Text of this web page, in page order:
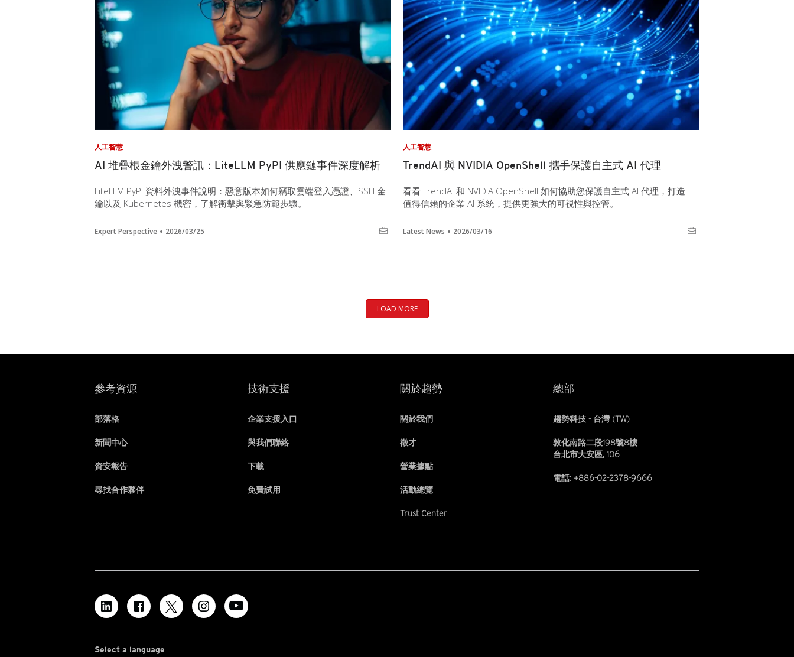
人工智慧
AI 堆疊根金鑰外洩警訊：LiteLLM PyPI 供應鏈事件深度解析
LiteLLM PyPI 資料外洩事件說明：惡意版本如何竊取雲端登入憑證、SSH 金
鑰以及 Kubernetes 機密，了解衝擊與緊急防範步驟。
Expert Perspective 2026/03/25
人工智慧
TrendAI 與 NVIDIA OpenShell 攜手保護自主式 AI 代理
看看 TrendAI 和 NVIDIA OpenShell 如何協助您保護自主式 AI 代理，打造
值得信賴的企業 AI 系統，提供更強大的可視性與控管。
Latest News 2026/03/16
LOAD MORE
參考資源
部落格
新聞中心
資安報告
尋找合作夥伴
技術支援
企業支援入口
與我們聯絡
下載
免費試用
關於趨勢
關於我們
徵才
營業據點
活動總覽
Trust Center
總部
趨勢科技 - 台灣 (TW)
敦化南路二段198號8樓
台北市大安區, 106
電話: +886-02-2378-9666
Select a language